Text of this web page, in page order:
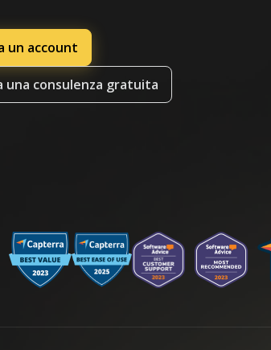
un account
una consulenza gratuita